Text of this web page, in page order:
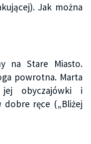
Jak można
na Stare Miasto.
powrotna. Marta
obyczajówki i
dobre ręce („Bliżej